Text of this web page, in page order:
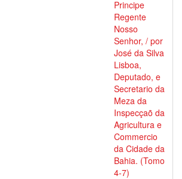
Principe
Regente
Nosso
Senhor, / por
José da Silva
Lisboa,
Deputado, e
Secretario da
Meza da
Inspecçaõ da
Agricultura e
Commercio
da Cidade da
Bahia. (Tomo
4-7)